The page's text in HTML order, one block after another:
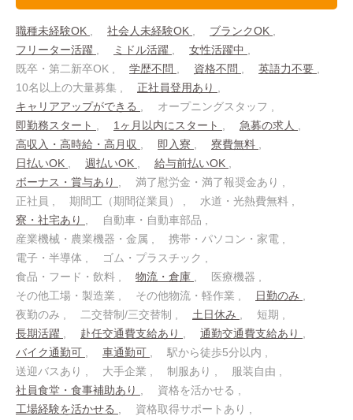
職種未経験OK 社会人未経験OK
ブランクOK
フリーター活躍
ミドル活躍
女性活躍中
既卒・第二新卒OK
学歴不問 資格不問
英語力不要
10名以上の大量募集
正社員登用あり
キャリアアップができる
オープニングスタッフ
即勤務スタート
1ヶ月以内にスタート
急募の求人
高収入・高時給・高月収
即入寮
寮費無料
日払いOK
週払いOK
給与前払いOK
ボーナス・賞与あり
満了慰労金・満了報奨金あり
正社員
期間工（期間従業員）
水道・光熱費無料
寮・社宅あり
自動車・自動車部品
産業機械・農業機器・金属
携帯・パソコン・家電
電子・半導体
ゴム・プラスチック
食品・フード・飲料
物流・倉庫
医療機器
その他工場・製造業
その他物流・軽作業
日勤のみ
夜勤のみ
二交替制/三交替制 土日休み
短期
長期活躍
赴任交通費支給あり
通勤交通費支給あり
バイク通勤可
車通勤可
駅から徒歩5分以内
送迎バスあり
大手企業 制服あり
服装自由
社員食堂・食事補助あり
資格を活かせる
工場経験を活かせる
資格取得サポートあり